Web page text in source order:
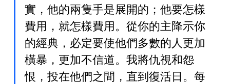
實，他的兩隻手是展開的；他要怎樣
費用，就怎樣費用。從你的主降示你
的經典，必定要使他們多數的人更加
橫暴，更加不信道。我將仇視和怨
恨，投在他們之間，直到復活日。每